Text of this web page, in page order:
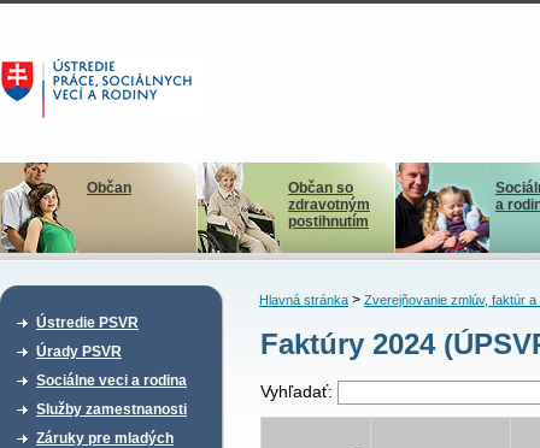
Občan
Občan so
zdravotným
postihnutím
a
Ústredie PSVR
Úrady PSVR
Sociálne veci a rodina
Služby zamestnanosti
Záruky pre mladých
Hlavná stránka> Zverejňovanie zmlúv, faktúr a
Faktúry 2024
Vyhľadať: